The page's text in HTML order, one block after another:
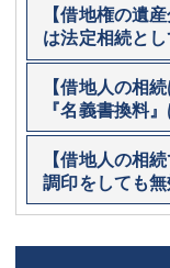
【借地権の遺
は法定相続とし
【借地人の相
『名義書換料』
【借地人の相
調印をしても無